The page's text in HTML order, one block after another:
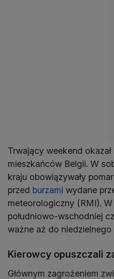
Trwający weekend
mieszkańców Belgii. W
kraju obowiązywały
przed burzami wydane
meteorologiczny (RMI).
południowo-wschodniej
ważne aż do niedzielnego
Kierowcy opuszczali
Głównym zagrożeniem